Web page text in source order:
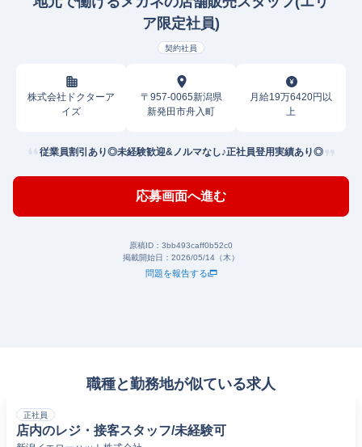
ア限定社員)
契約社員
株式会社ドクターア
イズ
〒957-0065新潟県
新発田市舟入町
月給19万6420円以
上
従業員割引あり◎未経験歓迎&ノルマなし♪正社員登用実績あり◎
応募画面へ進む
原稿ID： 3bb493caff0b52c0
掲載開始日： 2026/05/14（木）
問題を報告する
職種と勤務地が似ている求人
正社員
店内のレジ・接客スタッフ/未経験可